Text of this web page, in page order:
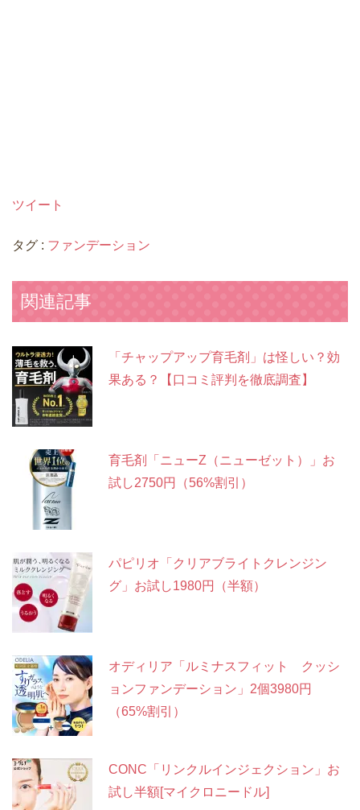
ツイート
タグ : ファンデーション
関連記事
「チャップアップ育毛剤」は怪しい？効
果ある？【口コミ評判を徹底調査】
育毛剤「ニューZ（ニューゼット）」お
試し2750円（56%割引）
パピリオ「クリアブライトクレンジン
グ」お試し1980円（半額）
オディリア「ルミナスフィット クッシ
ョンファンデーション」2個3980円
（65%割引）
CONC「リンクルインジェクション」お
試し半額[マイクロニードル]